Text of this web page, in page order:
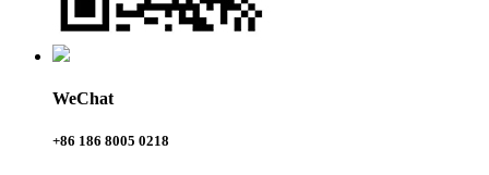
WeChat
+86 186 8005 0218